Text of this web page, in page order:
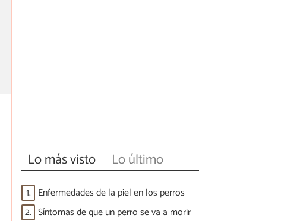
Lo más visto Lo último
1. Enfermedades de la piel en los perros
2. Síntomas de que un perro se va a morir